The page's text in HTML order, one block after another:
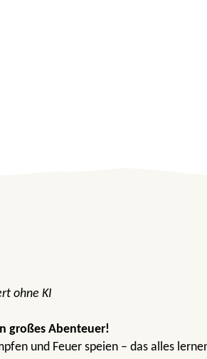
ohne KI
großes Abenteuer!
und Feuer speien – das alles